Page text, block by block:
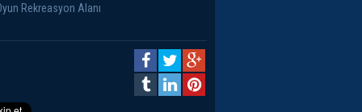
Rekreasyon Alanı